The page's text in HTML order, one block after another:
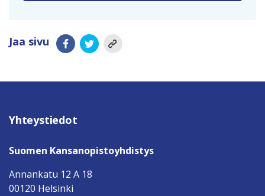
Jaa sivu
Yhteystiedot
Suomen Kansanopistoyhdistys
Annankatu 12 A 18
00120 Helsinki